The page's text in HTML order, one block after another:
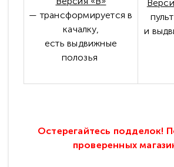
— трансформируется в
качалку,
есть выдвижные
полозья
и
Остерегайтесь подделок!
проверенных